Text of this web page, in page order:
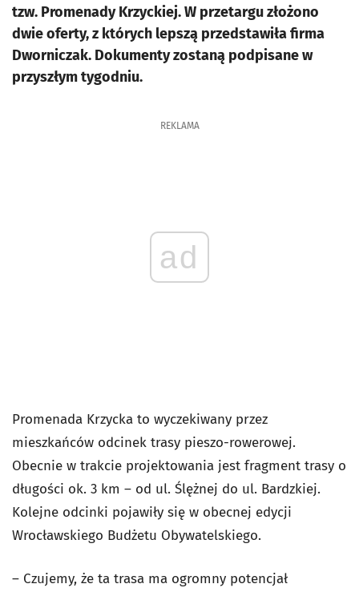
tzw. Promenady Krzyckiej. W przetargu złożono
dwie oferty, z których lepszą przedstawiła firma
Dworniczak. Dokumenty zostaną podpisane w
przyszłym tygodniu.
REKLAMA
ad
Promenada Krzycka to wyczekiwany przez
mieszkańców odcinek trasy pieszo-rowerowej.
Obecnie w trakcie projektowania jest fragment trasy o
długości ok. 3 km – od ul. Ślężnej do ul. Bardzkiej.
Kolejne odcinki pojawiły się w obecnej edycji
Wrocławskiego Budżetu Obywatelskiego.
– Czujemy, że ta trasa ma ogromny potencjał